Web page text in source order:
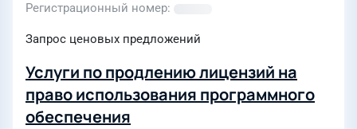
Регистрационный номер
Запрос ценовых предложений
Услуги по продлению лицензий на
право использования программного
обеспечения